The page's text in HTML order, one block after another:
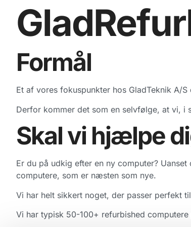
Formål
Et af vores fokuspunkter hos GladTeknik A/
Derfor kommer det som en selvfølge, at vi,
Skal vi hjælpe
Er du på udkig efter en ny computer?
computere, som er næsten som nye.
Vi har helt sikkert noget, der passer perfekt
Vi har typisk 50-100+ refurbished